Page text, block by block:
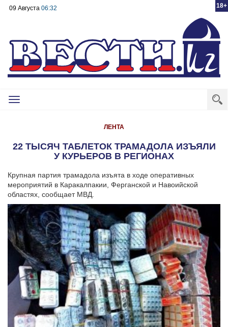
18+
09 Августа 06:32
Toggle
ЛЕНТА
22 ТЫСЯЧ ТАБЛЕТОК ТРАМАДОЛА ИЗЪЯЛИ
У КУРЬЕРОВ В РЕГИОНАХ
Крупная партия трамадола изъята в ходе оперативных
мероприятий в Каракалпакии, Ферганской и Навоийской
областях, сообщает МВД.